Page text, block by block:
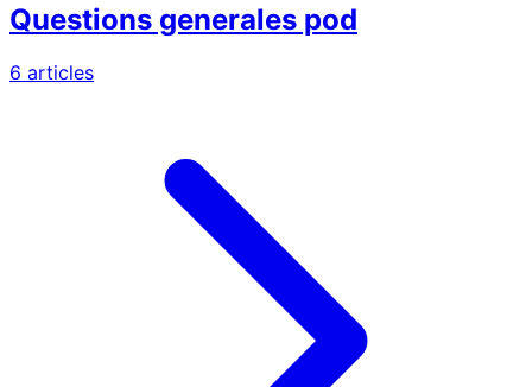
Questions generales pod
6 articles